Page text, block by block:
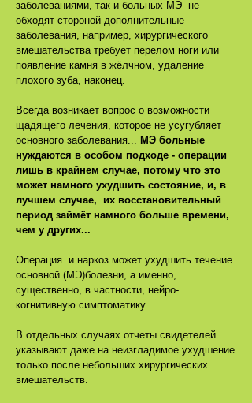
заболеваниями, так и больных МЭ не
обходят стороной дополнительные
заболевания, например, хирургического
вмешательства требует перелом ноги или
появление камня в жёлчном, удаление
плохого зуба, наконец.
Всегда возникает вопрос о возможности
щадящего лечения, которое не усугубляет
основного заболевания... МЭ больные
нуждаются в особом подходе - операции
лишь в крайнем случае, потому что это
может намного ухудшить состояние, и, в
лучшем случае, их восстановительный
период займёт намного больше времени,
чем у других...
Операция и наркоз может ухудшить течение
основной (МЭ)болезни, а именно,
существенно, в частности, нейро-
когнитивную симптоматику.
В отдельных случаях отчеты свидетелей
указывают даже на неизгладимое ухудшение
только после небольших хирургических
вмешательств.